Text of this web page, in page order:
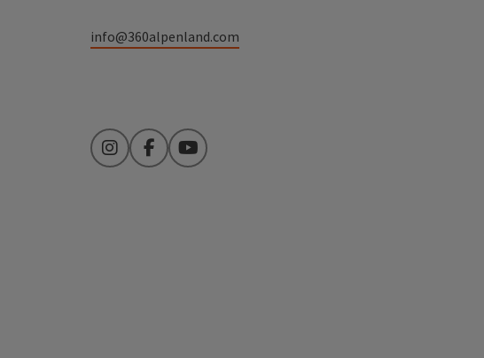
info@360alpenland.com
InstagramFacebookYouTube